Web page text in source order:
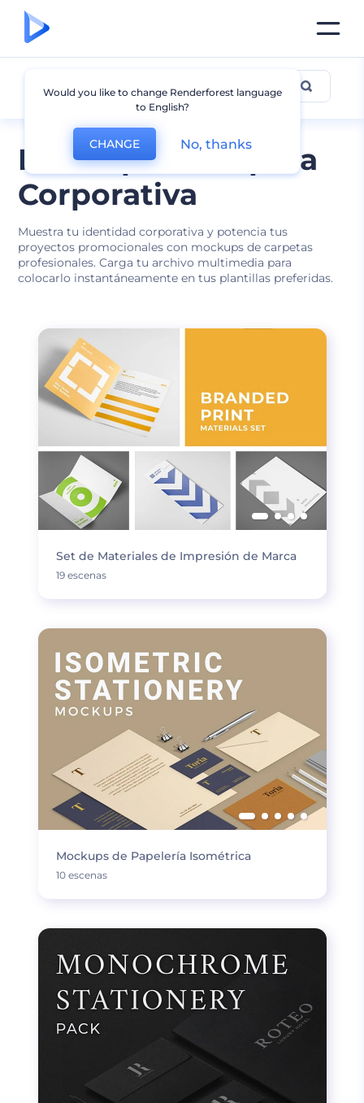
Mockup de Carpeta
Corporativa
Muestra tu identidad corporativa y potencia tus
proyectos promocionales con mockups de carpetas
profesionales. Carga tu archivo multimedia para
colocarlo instantáneamente en tus plantillas preferidas.
Mockup de Carpeta
Set de Materiales de Impresión de Marca
19 escenas
Mockups de Papelería Isométrica
10 escenas
Would you like to change Renderforest language
to English?
CHANGE No, thanks